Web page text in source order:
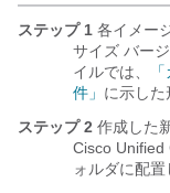
ステップ 1 各イメー
サイズ バー
イルでは、
件」 に示した
ステップ 2 作成した
Cisco Unified
ォルダに配置